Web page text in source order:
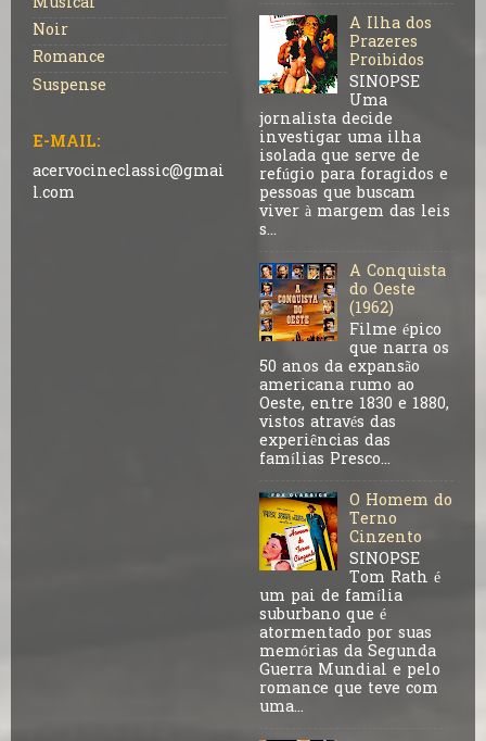
Noir
Romance
Suspense
E-MAIL:
acervocineclassic@gmai
l.com
A Ilha dos
Prazeres
Proibidos
SINOPSE
Uma
jornalista decide
investigar uma ilha
isolada que serve de
refúgio para foragidos e
pessoas que buscam
viver à margem das leis
s...
A Conquista
do Oeste
(1962)
Filme épico
que narra os
50 anos da expansão
americana rumo ao
Oeste, entre 1830 e 1880,
vistos através das
experiências das
famílias Presco...
O Homem do
Terno
Cinzento
SINOPSE
Tom Rath é
um pai de família
suburbano que é
atormentado por suas
memórias da Segunda
Guerra Mundial e pelo
romance que teve com
uma...